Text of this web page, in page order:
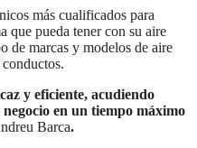
más cualificados para
que pueda tener con su aire
de marcas y modelos de aire
y eficiente, acudiendo
en un tiempo máximo
Barca.